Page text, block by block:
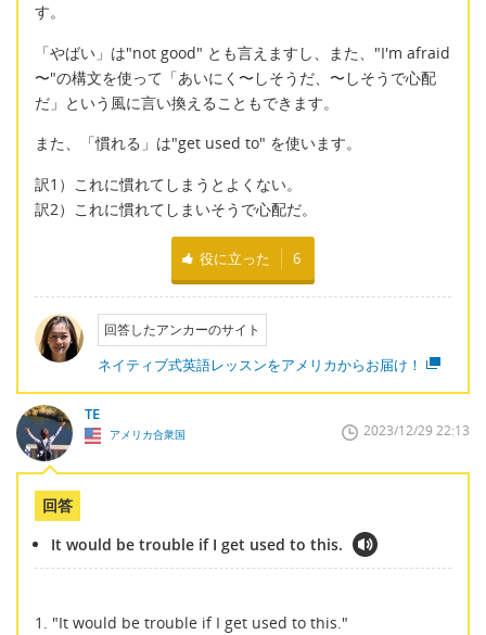
す。
「やばい」は"not good" とも言えますし、また、"I'm afraid
〜"の構文を使って「あいにく〜しそうだ、〜しそうで心配
だ」という風に言い換えることもできます。
また、「慣れる」は"get used to" を使います。
訳1）これに慣れてしまうとよくない。
訳2）これに慣れてしまいそうで心配だ。
役に立った 6
回答したアンカーのサイト
ネイティブ式英語レッスンをアメリカからお届け！
TE
アメリカ合衆国 2023/12/29 22:13
回答
It would be trouble if I get used to this.
1. "It would be trouble if I get used to this."